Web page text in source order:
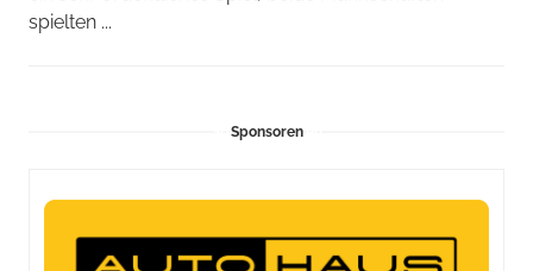
spielten ...
Sponsoren